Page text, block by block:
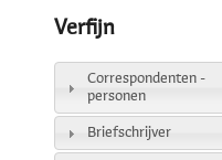
Verfijn
Correspondenten -
personen
Briefschrijver